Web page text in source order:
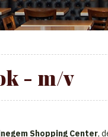
- m/v
Shopping Center,